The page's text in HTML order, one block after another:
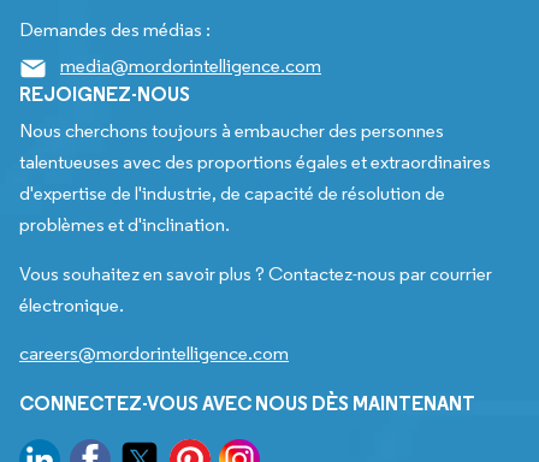
Demandes des médias :
media@mordorintelligence.com
REJOIGNEZ-NOUS
Nous cherchons toujours à embaucher des personnes
talentueuses avec des proportions égales et extraordinaires
d'expertise de l'industrie, de capacité de résolution de
problèmes et d'inclination.
Vous souhaitez en savoir plus ? Contactez-nous par courrier
électronique.
careers@mordorintelligence.com
CONNECTEZ-VOUS AVEC NOUS DÈS MAINTENANT